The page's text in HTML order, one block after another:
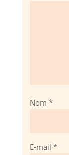
Nom *
E-mail *